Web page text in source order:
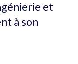
et
à son